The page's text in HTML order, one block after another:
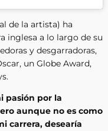
de la artista) ha
inglesa a lo largo de su
y desgarradoras,
un Globe Award,
pasión por la
aunque no es como
carrera, desearía